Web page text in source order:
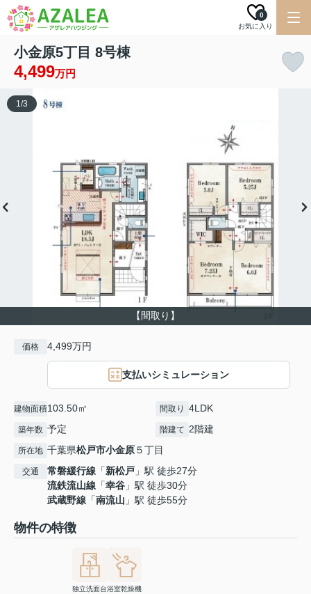
お気に入り
0
小金原5丁目 8号棟
4,499万円
【間取り】
1/3
価格 4,499万円
支払いシミュレーション
建物面積103.50㎡ 間取り 4LDK
築年数 予定 階建て 2階建
所在地 千葉県松戸市小金原５丁目
交通 常磐緩行線 「新松戸 」駅 徒歩27分
流鉄流山線 「幸谷 」駅 徒歩30分
武蔵野線 「南流山 」駅 徒歩55分
物件の特徴
独立洗面台浴室乾燥機